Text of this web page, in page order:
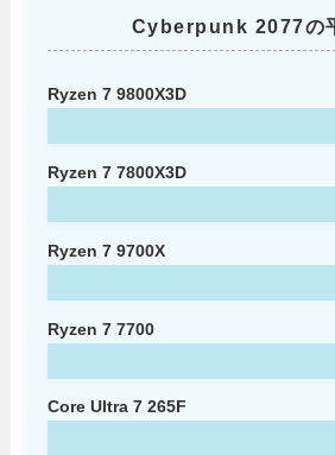
Cyberpunk 2077の
Ryzen 7 9800X3D
Ryzen 7 7800X3D
Ryzen 7 9700X
Ryzen 7 7700
Core Ultra 7 265F